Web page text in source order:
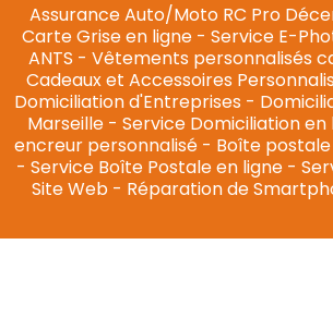
Assurance Auto/Moto RC Pro
Carte Grise en ligne- Service E-
ANTS - Vêtements personnalisés
Cadeaux et Accessoires
Domiciliation d'Entreprises -
Marseille- Service Domiciliation en
encreur personnalisé- Boîte
- Service Boîte Postale en ligne -
Site Web- Réparation de